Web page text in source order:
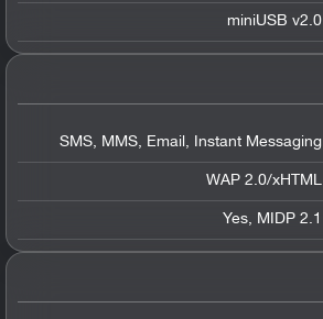
miniUSB v2.0
SMS, MMS, Email, Instant Messaging
WAP 2.0/xHTML
Yes, MIDP 2.1